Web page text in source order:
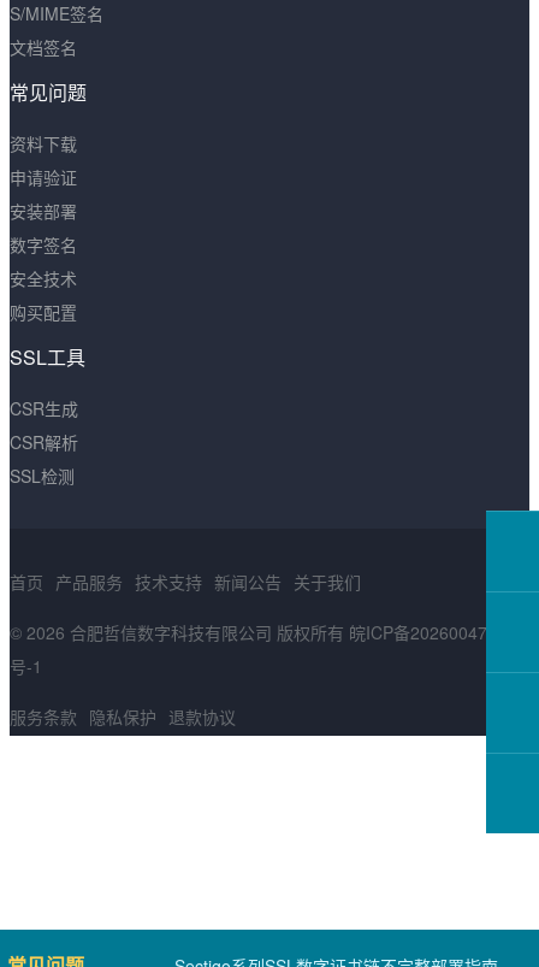
S/MIME签名
文档签名
常见问题
资料下载
申请验证
安装部署
数字签名
安全技术
购买配置
SSL工具
CSR生成
CSR解析
SSL检测
首页 产品服务 技术支持 新闻公告 关于我们
© 2026 合肥哲信数字科技有限公司 版权所有 皖ICP备2026004783
号-1
服务条款 隐私保护 退款协议